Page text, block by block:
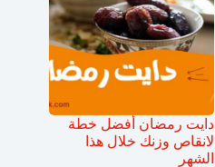
دايت رمضان أفضل خطة
لانقاص وزنك خلال هذا
الشهر